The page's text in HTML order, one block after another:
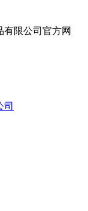
有限公司官方网